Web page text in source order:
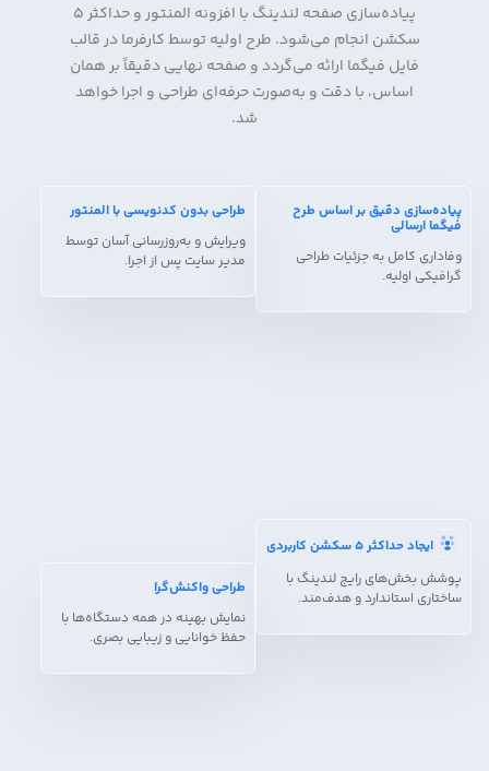
پیاده‌سازی صفحه لندینگ با افزونه المنتور و حداکثر ۵
سکشن انجام می‌شود. طرح اولیه توسط کارفرما در قالب
فایل فیگما ارائه می‌گردد و صفحه نهایی دقیقاً بر همان
اساس، با دقت و به‌صورت حرفه‌ای طراحی و اجرا خواهد
شد.
پیاده‌سازی دقیق بر اساس طرح
فیگما ارسالی
وفاداری کامل به جزئیات طراحی
گرافیکی اولیه.
طراحی بدون کدنویسی با المنتور
ویرایش و به‌روزرسانی آسان توسط
مدیر سایت پس از اجرا.
ایجاد حداکثر ۵ سکشن کاربردی
پوشش بخش‌های رایج لندینگ با
ساختاری استاندارد و هدف‌مند.
طراحی واکنش‌گرا
نمایش بهینه در همه دستگاه‌ها با
حفظ خوانایی و زیبایی بصری.